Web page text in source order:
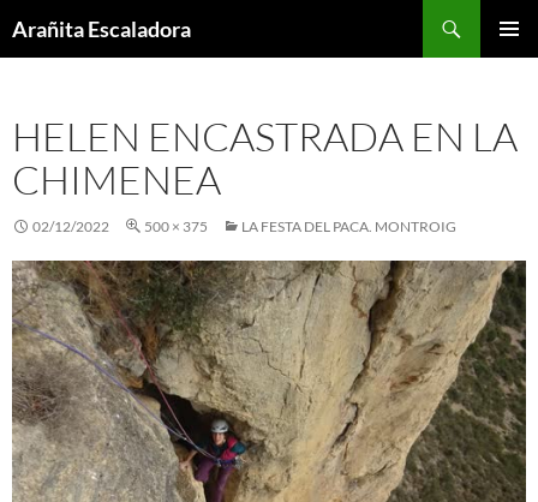
toArañita Escaladora
HELEN ENCASTRADA EN LA
CHIMENEA
02/12/2022 500 × 375 LA FESTA DEL PACA. MONTROIG